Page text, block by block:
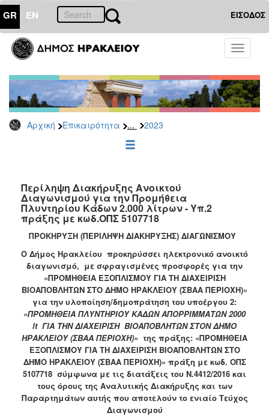
GR EN ΕΙΣΟΔΟΣ
Toggle
Αρχική Επικαιρότητα ... 2023
ΕΠΙΚΑΙΡΟΤΗΤΑ
-
Δημοπρασίες
Αρχείο
2026
2022
2021
2020
2019
2018
2017
2016
2015
2013
ΔΗΜΟΤΗΣ
Περίληψη Διακήρυξης Ανοικτού
Διαγωνισμού για την Προμήθεια
Πλυντηρίου Κάδων 2.000 λίτρων - Υπ.2
πράξης με κωδ.ΟΠΣ 5107718
ΠΡΟΚΗΡΥΞΗ (ΠΕΡΙΛΗΨΗ ΔΙΑΚΗΡΥΞΗΣ) ΔΙΑΓΩΝΙΣΜΟΥ
Ο Δήμος Ηρακλείου προκηρύσσει ηλεκτρονικό ανοικτό
διαγωνισμό, με σφραγισμένες προσφορές για την
«ΠΡΟΜΗΘΕΙΑ ΕΞΟΠΛΙΣΜΟΥ ΓΙΑ ΤΗ ΔΙΑΧΕΙΡΙΣΗ
ΒΙΟΑΠΟΒΛΗΤΩΝ ΣΤΟ ΔΗΜΟ ΗΡΑΚΛΕΙΟΥ (ΣΒΑΑ ΠΕΡΙΟΧΗ)»
για την υλοποίηση/δημοπράτηση του υποέργου 2:
«ΠΡΟΜΗΘΕΙΑ ΠΛΥΝΤΗΡΙΟΥ ΚΑΔΩΝ ΑΠΟΡΡΙΜΜΑΤΩΝ 2000
lt ΓΙΑ ΤΗΝ ΔΙΑΧΕΙΡΙΣΗ ΒΙΟΑΠΟΒΛΗΤΩΝ ΣΤΟΝ ΔΗΜΟ
ΗΡΑΚΛΕΙΟΥ (ΣΒΑΑ ΠΕΡΙΟΧΗ)» της πράξης: «ΠΡΟΜΗΘΕΙΑ
ΕΞΟΠΛΙΣΜΟΥ ΓΙΑ ΤΗ ΔΙΑΧΕΙΡΙΣΗ ΒΙΟΑΠΟΒΛΗΤΩΝ ΣΤΟ
ΔΗΜΟ ΗΡΑΚΛΕΙΟΥ (ΣΒΑΑ ΠΕΡΙΟΧΗ)» πράξη με κωδ. ΟΠΣ
5107718 σύμφωνα με τις διατάξεις του Ν.4412/2016 και
τους όρους της Αναλυτικής Διακήρυξης και των
Παραρτημάτων αυτής που αποτελούν το ενιαίο Τεύχος
Διαγωνισμού